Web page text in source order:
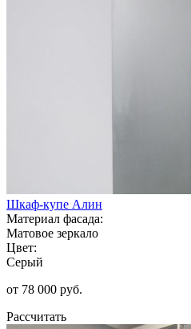
Шкаф-купе Алин
Материал фасада:
Матовое зеркало
Цвет:
Серый
от 78 000 руб.
Рассчитать